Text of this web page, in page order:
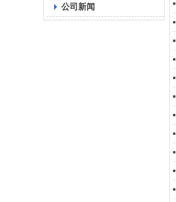
公司新闻